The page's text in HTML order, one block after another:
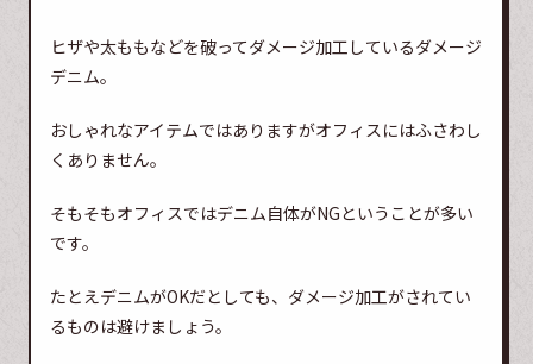
ヒザや太ももなどを破ってダメージ加工しているダメージ
デニム。
おしゃれなアイテムではありますがオフィスにはふさわし
くありません。
そもそもオフィスではデニム自体がNGということが多い
です。
たとえデニムがOKだとしても、ダメージ加工がされてい
るものは避けましょう。